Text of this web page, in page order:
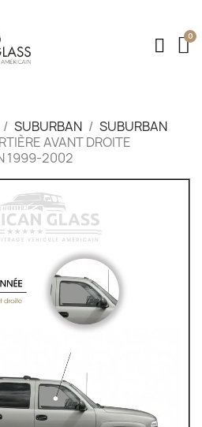
SUBURBAN
SUBURBAN
AVANT DROITE
1999-2002